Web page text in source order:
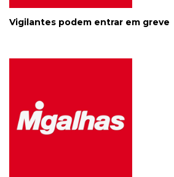
Vigilantes podem entrar em greve